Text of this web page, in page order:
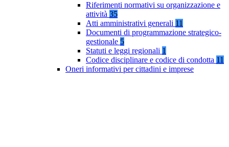
Riferimenti normativi su organizzazione e
attività 35
Atti amministrativi generali 11
Documenti di programmazione strategico-
gestionale 5
Statuti e leggi regionali 1
Codice disciplinare e codice di condotta 11
Oneri informativi per cittadini e imprese